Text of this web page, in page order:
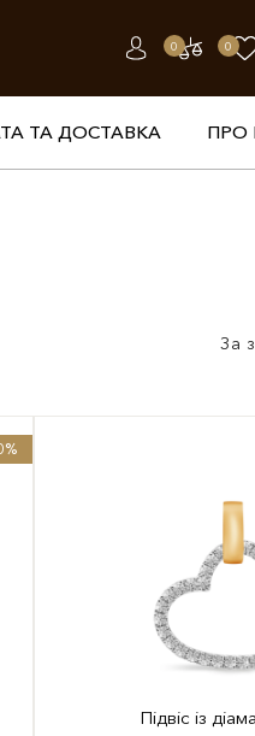
0 0
ТА ДОСТАВКА ПРО
За
Підвіс із